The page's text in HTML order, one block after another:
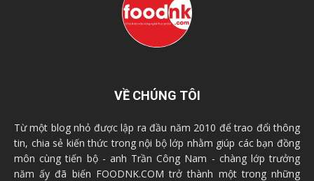
VỀ CHÚNG TÔI
Từ một blog nhỏ được lập ra đầu năm 2010 để trao đổi thông
tin, chia sẻ kiến thức trong nội bộ lớp nhằm giúp các bạn đồng
môn cùng tiến bộ - anh Trần Công Nam - chàng lớp trưởng
năm ấy đã biến FOODNK.COM trở thành một trong những